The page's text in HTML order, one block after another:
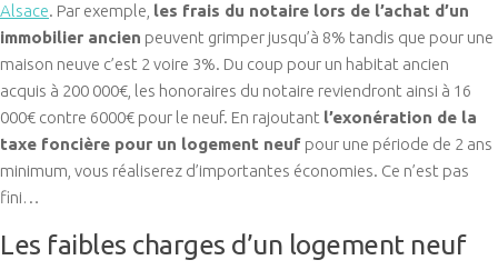
Alsace. Par exemple, les frais du notaire lors de l’achat d’un
immobilier ancien peuvent grimper jusqu’à 8% tandis que pour une
maison neuve c’est 2 voire 3%. Du coup pour un habitat ancien
acquis à 200 000€, les honoraires du notaire reviendront ainsi à 16
000€ contre 6000€ pour le neuf. En rajoutant l’exonération de la
taxe foncière pour un logement neuf pour une période de 2 ans
minimum, vous réaliserez d’importantes économies. Ce n’est pas
fini…
Les faibles charges d’un logement neuf